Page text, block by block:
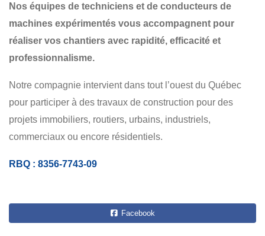
Nos équipes de techniciens et de conducteurs de
machines expérimentés vous accompagnent pour
réaliser vos chantiers avec rapidité, efficacité et
professionnalisme.
Notre compagnie intervient dans tout l’ouest du Québec
pour participer à des travaux de construction pour des
projets immobiliers, routiers, urbains, industriels,
commerciaux ou encore résidentiels.
RBQ : 8356-7743-09
Facebook